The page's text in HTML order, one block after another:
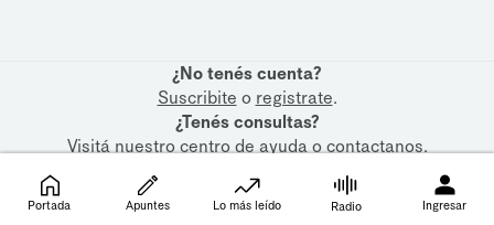
¿No tenés cuenta?
Suscribite o registrate.
¿Tenés consultas?
Visitá nuestrocentro de ayudaocontactanos.
Portada Apuntes Lo más leído Radio Ingresar